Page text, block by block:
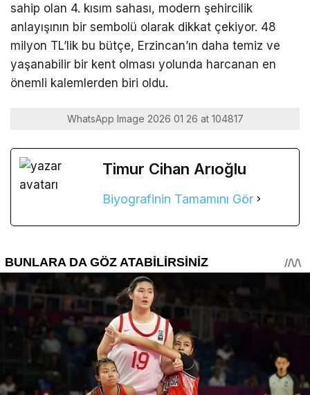
sahip olan 4. kısım sahası, modern şehircilik
anlayışının bir sembolü olarak dikkat çekiyor. 48
milyon TL’lik bu bütçe, Erzincan’ın daha temiz ve
yaşanabilir bir kent olması yolunda harcanan en
önemli kalemlerden biri oldu.
WhatsApp Image 2026 01 26 at 104817
Timur Cihan Arıoğlu
Biyografinin Tamamını Gör